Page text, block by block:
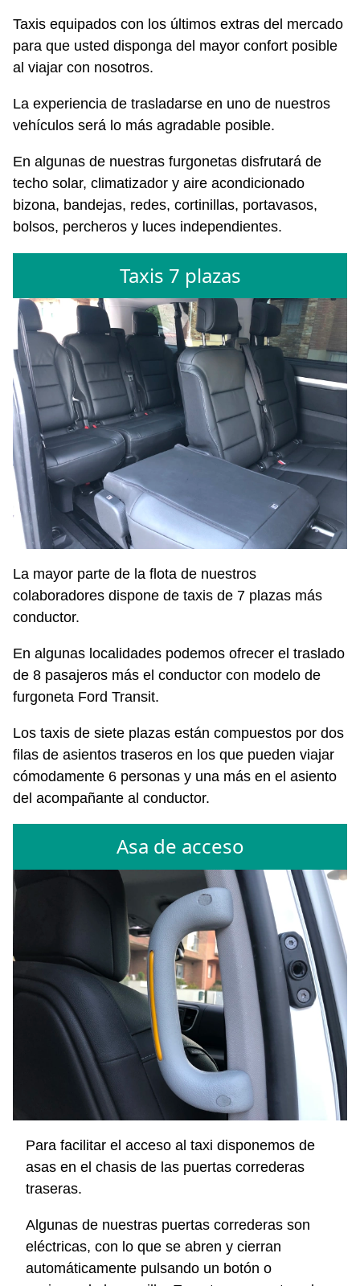
Taxis equipados con los últimos extras del mercado
para que usted disponga del mayor confort posible
al viajar con nosotros.
La experiencia de trasladarse en uno de nuestros
vehículos será lo más agradable posible.
En algunas de nuestras furgonetas disfrutará de
techo solar, climatizador y aire acondicionado
bizona, bandejas, redes, cortinillas, portavasos,
bolsos, percheros y luces independientes.
Taxis 7 plazas
La mayor parte de la flota de nuestros
colaboradores dispone de taxis de 7 plazas más
conductor.
En algunas localidades podemos ofrecer el traslado
de 8 pasajeros más el conductor con modelo de
furgoneta Ford Transit.
Los taxis de siete plazas están compuestos por dos
filas de asientos traseros en los que pueden viajar
cómodamente 6 personas y una más en el asiento
del acompañante al conductor.
Asa de acceso
Para facilitar el acceso al taxi disponemos de
asas en el chasis de las puertas correderas
traseras.
Algunas de nuestras puertas correderas son
eléctricas, con lo que se abren y cierran
automáticamente pulsando un botón o